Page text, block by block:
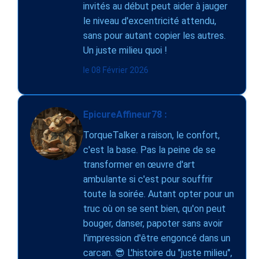
invités au début peut aider à jauger
le niveau d'excentricité attendu,
sans pour autant copier les autres.
Un juste milieu quoi !
le 08 Février 2026
EpicureAffineur78 :
TorqueTalker a raison, le confort,
c'est la base. Pas la peine de se
transformer en œuvre d'art
ambulante si c'est pour souffrir
toute la soirée. Autant opter pour un
truc où on se sent bien, qu'on peut
bouger, danser, papoter sans avoir
l'impression d'être engoncé dans un
carcan. 😎 L'histoire du "juste milieu",